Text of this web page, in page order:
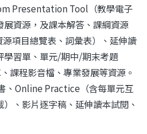
Presentation Tool（教學電子
資源，及課本解答、課綱資源
源項目總覽表、詞彙表）、延伸讀
學習單、單元/期中/期末考題
課程影音檔、專業發展等資源。
、Online Practice（含每單元互
、影片逐字稿、延伸讀本試閱、